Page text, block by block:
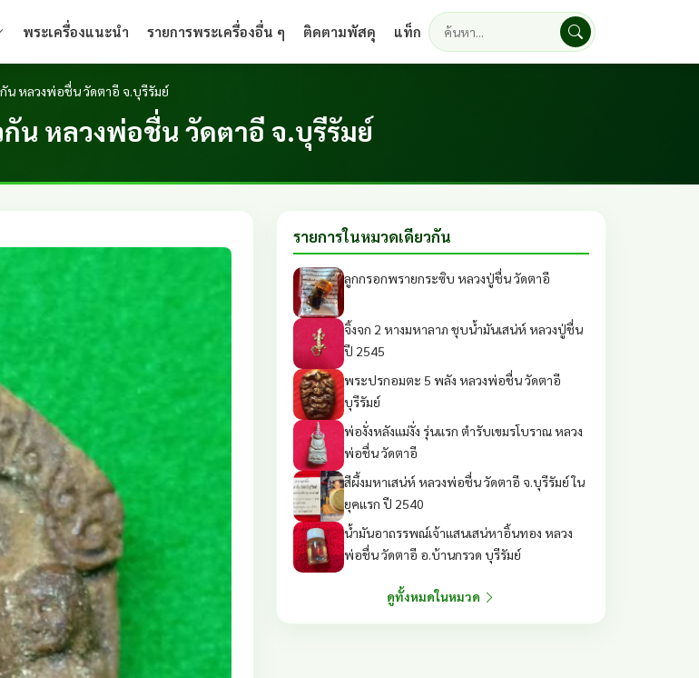
พระเครื่องแนะนำ รายการพระเครื่องอื่น ๆ ติดตามพัสดุ แท็ก
ค้นหา
น หลวงพ่อชื่น วัดตาอี จ.บุรีรัมย์
น หลวงพ่อชื่น วัดตาอี จ.บุรีรัมย์
รายการในหมวดเดียวกัน
ลูกกรอกพรายกระซิบ หลวงปู่ชื่น วัดตาอี
จิ้งจก 2 หางมหาลาภ ชุบน้ำมันเสน่ห์ หลวงปู่ชื่น
ปี 2545
พระปรกอมตะ 5 พลัง หลวงพ่อชื่น วัดตาอี
บุรีรัมย์
พ่องั่งหลังแม่งั่ง รุ่นแรก ตำรับเขมรโบราณ หลวง
พ่อชื่น วัดตาอี
สีผึ้งมหาเสน่ห์ หลวงพ่อชื่น วัดตาอี จ.บุรีรัมย์ ใน
ยุคแรก ปี 2540
น้ำมันอาถรรพณ์เจ้าแสนเสน่หาอิ้นทอง หลวง
พ่อชื่น วัดตาอี อ.บ้านกรวด บุรีรัมย์
ดูทั้งหมดในหมวด